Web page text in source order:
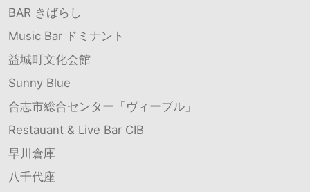
BAR きばらし
Music Bar ドミナント
益城町文化会館
Sunny Blue
合志市総合センター「ヴィーブル」
Restauant & Live Bar CIB
早川倉庫
八千代座